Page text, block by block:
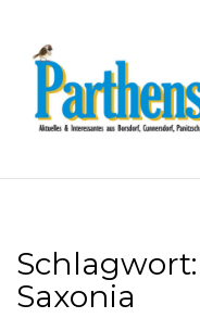
content
Schlagwort:
Saxonia